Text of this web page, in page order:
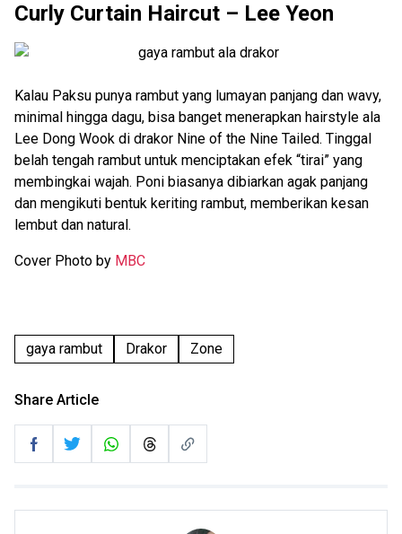
Curly Curtain Haircut – Lee Yeon
Kalau Paksu punya rambut yang lumayan panjang dan wavy,
minimal hingga dagu, bisa banget menerapkan hairstyle ala
Lee Dong Wook di drakor Nine of the Nine Tailed. Tinggal
belah tengah rambut untuk menciptakan efek “tirai” yang
membingkai wajah. Poni biasanya dibiarkan agak panjang
dan mengikuti bentuk keriting rambut, memberikan kesan
lembut dan natural.
Cover Photo by MBC
gaya rambut Drakor Zone
Share Article